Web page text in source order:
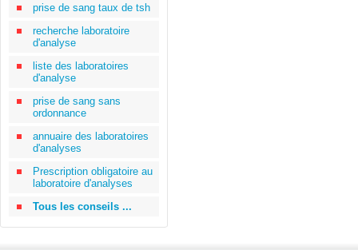
prise de sang taux de tsh
recherche laboratoire
d'analyse
liste des laboratoires
d'analyse
prise de sang sans
ordonnance
annuaire des laboratoires
d'analyses
Prescription obligatoire au
laboratoire d'analyses
Tous les conseils ...